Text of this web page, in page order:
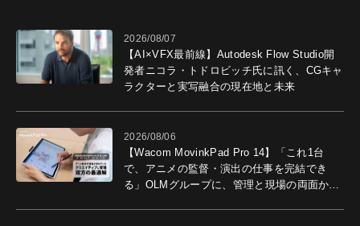
2026/08/07
【AI×VFX最前線】Autodesk Flow Studio開
発者ニコラ・トドロビッチ氏に訊く、CGキャ
ラクターと実写融合の現在地と未来
2026/08/06
【Wacom MovinkPad Pro 14】「これ1台
で、アニメの監督・演出の仕事を完結でき
る」OLMグループに、管理と現場の両面から